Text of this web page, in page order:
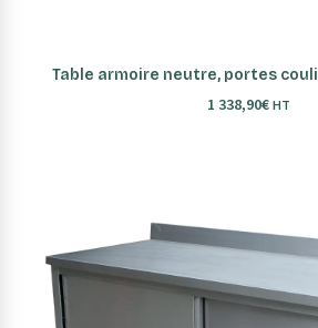
AJOUTER AU PANIER
Table armoire neutre, portes
1 338,90€ HT